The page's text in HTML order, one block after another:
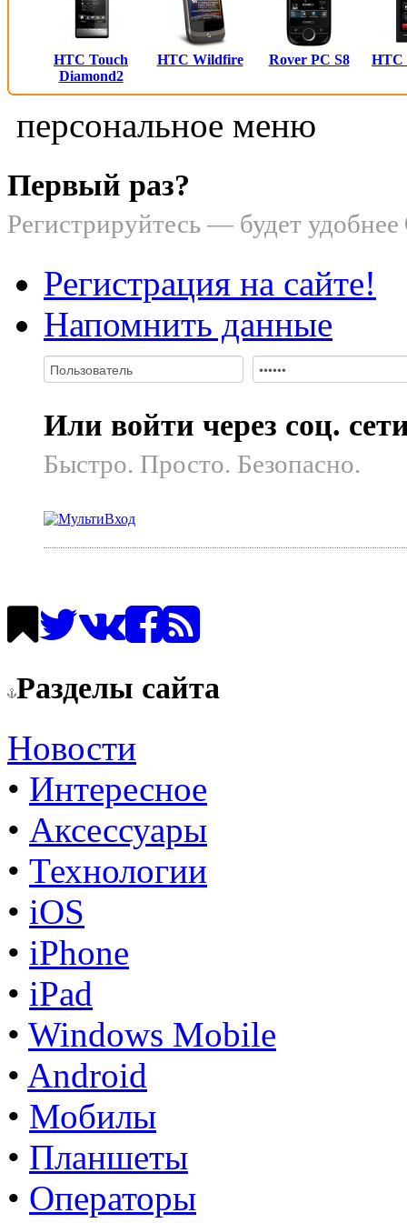
HTC Touch
Diamond2
HTC Wildfire Rover PC S8 HTC
персональное меню
Первый раз?
Регистрируйтесь — будет удобнее
Регистрация на сайте!
Напомнить данные
Или войти через соц.
Быстро. Просто. Безопасно.
Разделы сайта
Новости
• Интересное
• Аксессуары
• Технологии
• iOS
• iPhone
• iPad
• Windows Mobile
• Android
• Мобилы
• Планшеты
• Операторы